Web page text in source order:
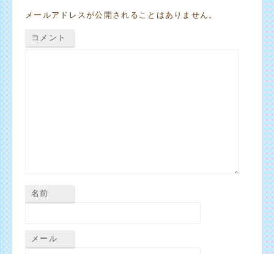
メールアドレスが公開されることはありません。
コメント
名前
メール